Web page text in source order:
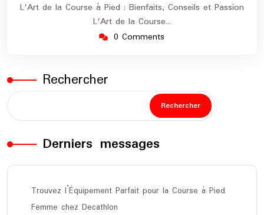
L'Art de la Course à Pied : Bienfaits, Conseils et Passion
L'Art de la Course…
0 Comments
Rechercher
Rechercher
Derniers messages
Trouvez l’Équipement Parfait pour la Course à Pied
Femme chez Decathlon